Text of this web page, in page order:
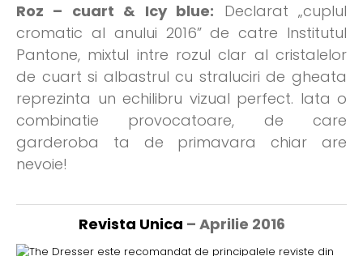
Roz – cuart & Icy blue: Declarat „cuplul
cromatic al anului 2016” de catre Institutul
Pantone, mixtul intre rozul clar al cristalelor
de cuart si albastrul cu straluciri de gheata
reprezinta un echilibru vizual perfect. Iata o
combinatie provocatoare, de care
garderoba ta de primavara chiar are
nevoie!
Revista Unica – Aprilie 2016